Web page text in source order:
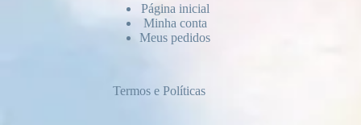
Página inicial
Minha conta
Meus pedidos
Termos e Políticas